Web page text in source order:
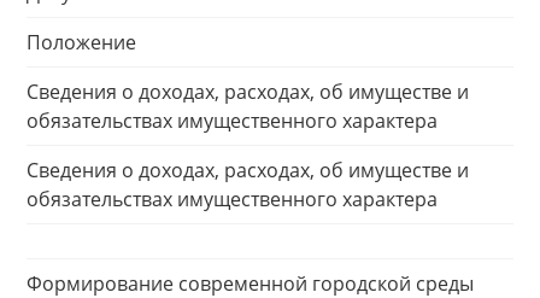
Положение
Сведения о доходах, расходах, об имуществе и
обязательствах имущественного характера
Сведения о доходах, расходах, об имуществе и
обязательствах имущественного характера
Формирование современной городской среды